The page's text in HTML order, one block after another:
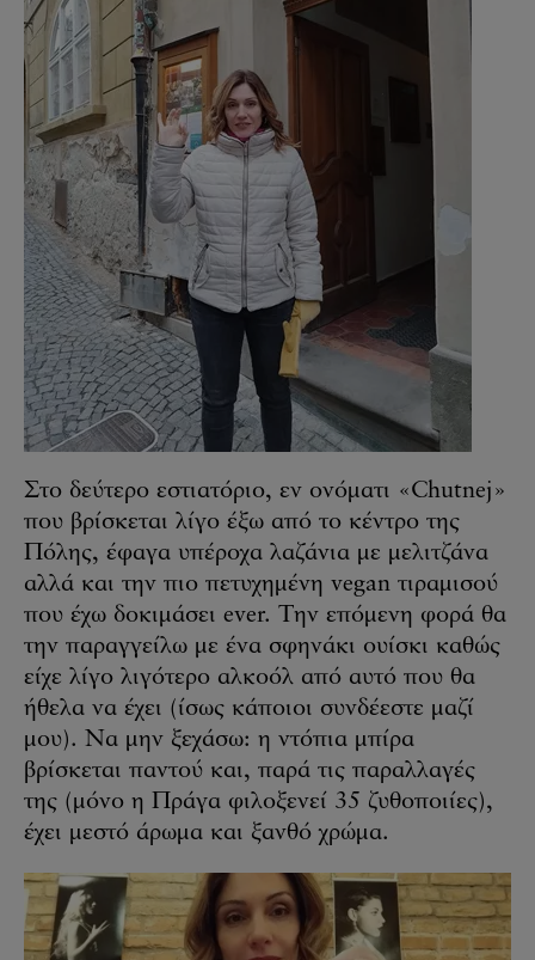
Στο δεύτερο εστιατόριο, εν ονόματι «Chutnej»
που βρίσκεται λίγο έξω από το κέντρο της
Πόλης, έφαγα υπέροχα λαζάνια με μελιτζάνα
αλλά και την πιο πετυχημένη vegan τιραμισού
που έχω δοκιμάσει ever. Την επόμενη φορά θα
την παραγγείλω με ένα σφηνάκι ουίσκι καθώς
είχε λίγο λιγότερο αλκοόλ από αυτό που θα
ήθελα να έχει (ίσως κάποιοι συνδέεστε μαζί
μου). Να μην ξεχάσω: η ντόπια μπίρα
βρίσκεται παντού και, παρά τις παραλλαγές
της (μόνο η Πράγα φιλοξενεί 35 ζυθοποιίες),
έχει μεστό άρωμα και ξανθό χρώμα.